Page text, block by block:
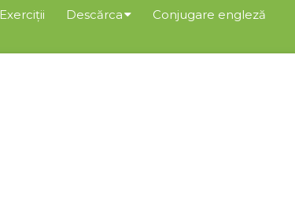
Exerciții Descărca Conjugare engleză